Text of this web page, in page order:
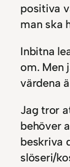
positiva
man ska
Inbitna
om. Men
värdena
Jag tror
behöver
beskriva
slöseri/